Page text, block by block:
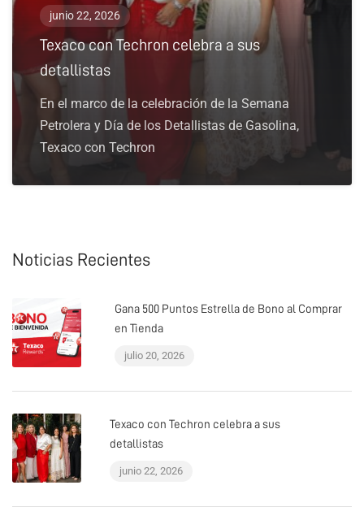
junio 22, 2026
Texaco con Techron celebra a sus
detallistas
En el marco de la celebración de la Semana
Petrolera y Día de los Detallistas de Gasolina,
Texaco con Techron
Noticias Recientes
Gana 500 Puntos Estrella de Bono al Comprar
en Tienda
julio 20, 2026
Texaco con Techron celebra a sus
detallistas
junio 22, 2026